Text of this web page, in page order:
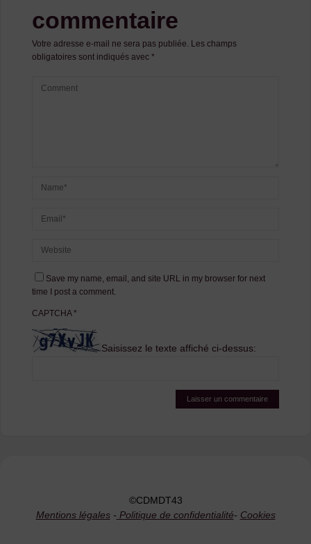
commentaire
Votre adresse e-mail ne sera pas publiée. Les champs
obligatoires sont indiqués avec *
Save my name, email, and site URL in my browser for next
time I post a comment.
CAPTCHA*
Saisissez le texte affiché ci-dessus:
©CDMDT43
Mentions légales- Politique de confidentialité- Cookies